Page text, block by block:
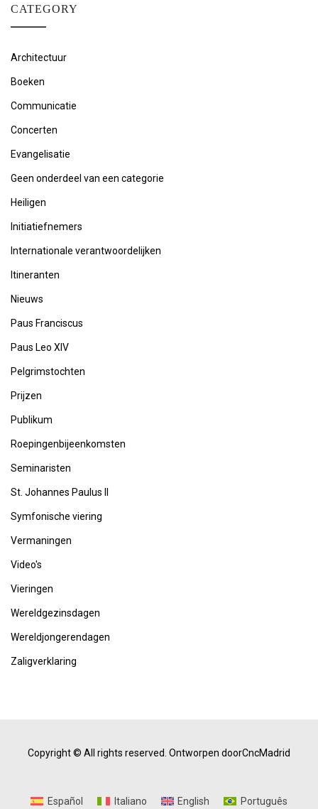
CATEGORY
Architectuur
Boeken
Communicatie
Concerten
Evangelisatie
Geen onderdeel van een categorie
Heiligen
Initiatiefnemers
Internationale verantwoordelijken
Itineranten
Nieuws
Paus Franciscus
Paus Leo XIV
Pelgrimstochten
Prijzen
Publikum
Roepingenbijeenkomsten
Seminaristen
St. Johannes Paulus II
Symfonische viering
Vermaningen
Video's
Vieringen
Wereldgezinsdagen
Wereldjongerendagen
Zaligverklaring
Copyright © All rights reserved. Ontworpen doorCncMadrid
Español Italiano English Português